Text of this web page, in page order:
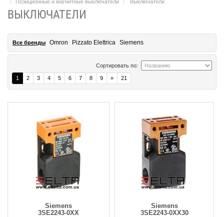
Позиционные и магнитные выключатели
Выключатели
ВЫКЛЮЧАТЕЛИ
Все бренды Omron Pizzato Elettrica Siemens
Сортировать по:
1 2 3 4 5 6 7 8 9 » 21
Siemens
3SE2243-0XX
Siemens
3SE2243-0XX30